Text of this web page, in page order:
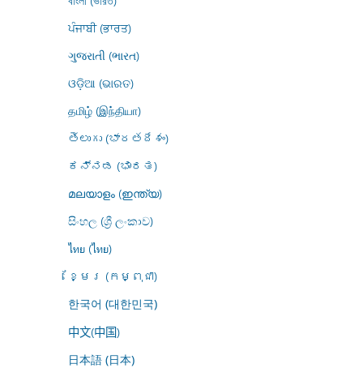
ਪੰਜਾਬੀ (ਭਾਰਤ)
ગુજરાતી (ભારત)
ଓଡ଼ିଆ (ଭାରତ)
தமிழ் (இந்தியா)
తెలుగు (భారతదేశం)
ಕನ್ನಡ (ಭಾರತ)
മലയാളം (ഇന്ത്യ)
සිංහල (ශ්‍රී ලංකාව)
ไทย (ไทย)
ខ្មែរ (កម្ពុជា)
한국어 (대한민국)
中文(中国)
日本語 (日本)